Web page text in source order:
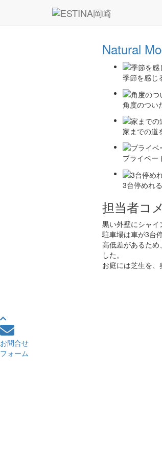
Natural
季節を感じ
角度のつい
家までの道
プライベー
3台停めれ
担当者コ
黒い外壁にシャイ
駐車場は車が3台
高低差があるた
した。
お庭には芝生を、
お問合せ
フォーム